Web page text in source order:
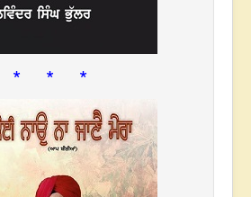
* * *